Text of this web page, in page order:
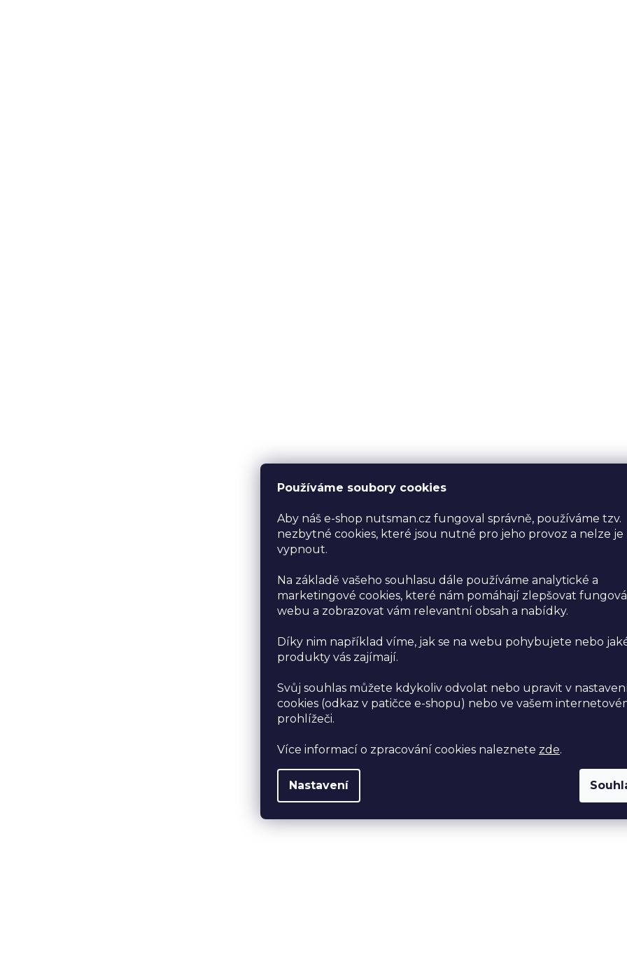
Používáme soubory cookies
Aby náš e-shop nutsman.cz fungoval správně, používáme tzv.
nezbytné cookies, které jsou nutné pro jeho provoz a nelze je
vypnout.
Na základě vašeho souhlasu dále používáme analytické a
marketingové cookies, které nám pomáhají zlepšovat
webu a zobrazovat vám relevantní obsah a nabídky.
Díky nim například víme, jak se na webu pohybujete nebo
produkty vás zajímají.
Svůj souhlas můžete kdykoliv odvolat nebo upravit v
cookies (odkaz v patičce e-shopu) nebo ve vašem
prohlížeči.
Více informací o zpracování cookies naleznete zde.
Nastavení